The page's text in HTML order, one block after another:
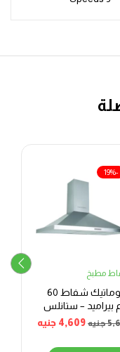
-19%
مطبخ
إيكوماتيك شفاط 60
– ستانلس
جنيه 4,609 جنيه